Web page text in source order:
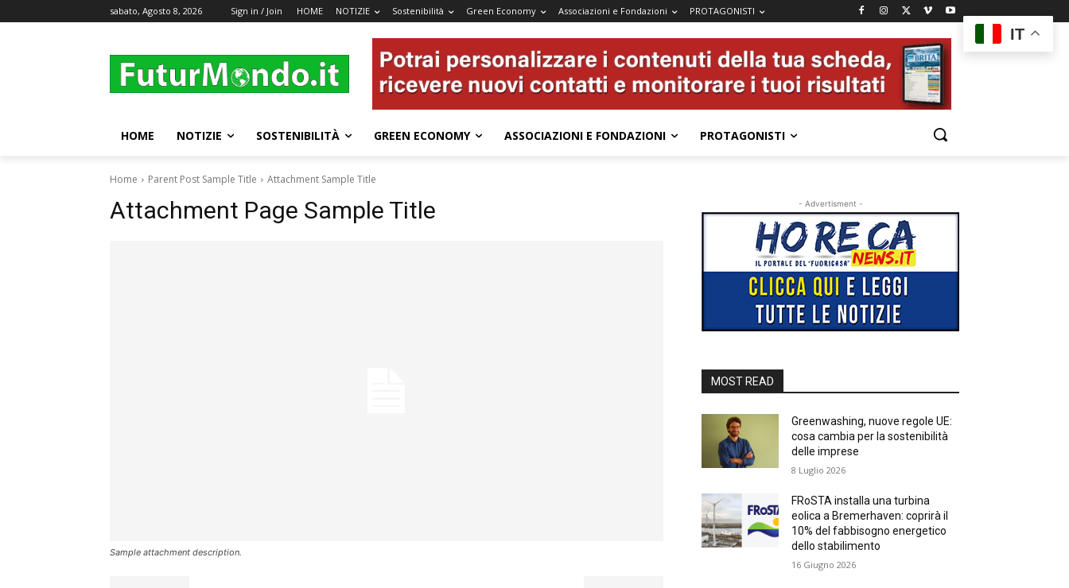
sabato, Agosto 8, 2026 Sign in / Join HOME NOTIZIE Sostenibilità Green Economy Associazioni e Fondazioni PROTAGONISTI
HOME NOTIZIE SOSTENIBILITÀ GREEN ECONOMY ASSOCIAZIONI E FONDAZIONI PROTAGONISTI
Home Parent Post Sample Title Attachment Sample Title
Attachment Page Sample Title
Sample attachment description.
- Advertisment -
MOST READ
Greenwashing, nuove regole UE:
cosa cambia per la sostenibilità
delle imprese
8 Luglio 2026
FRoSTA installa una turbina
eolica a Bremerhaven: coprirà il
10% del fabbisogno energetico
dello stabilimento
16 Giugno 2026
IT